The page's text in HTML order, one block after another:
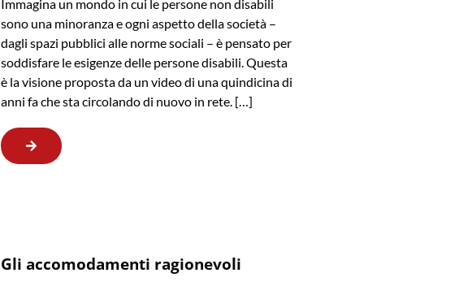
Immagina un mondo in cui le persone non disabili
sono una minoranza e ogni aspetto della società –
dagli spazi pubblici alle norme sociali – è pensato per
soddisfare le esigenze delle persone disabili. Questa
è la visione proposta da un video di una quindicina di
anni fa che sta circolando di nuovo in rete. […]
Gli accomodamenti ragionevoli